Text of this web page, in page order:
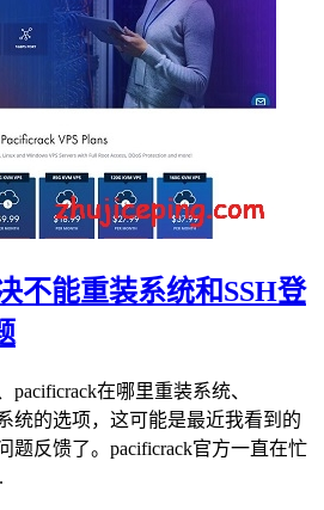
不能重装系统和SSH登
pacificrack在哪里重装系统、
统的选项，这可能是最近我看到的
题反馈了。pacificrack官方一直在忙